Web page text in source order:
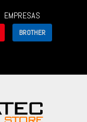
EMPRESAS
BROTHER